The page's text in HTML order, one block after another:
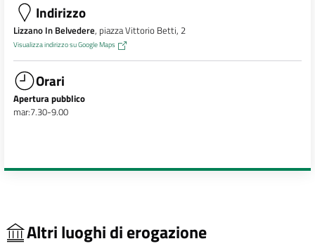
Indirizzo
Lizzano In Belvedere, piazza Vittorio Betti, 2
Visualizza indirizzo su Google Maps
Orari
Apertura pubblico
mar:7.30-9.00
Altri luoghi di erogazione